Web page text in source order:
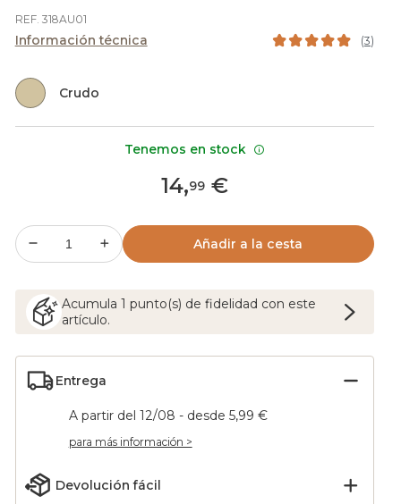
REF. 318AU01
Información técnica (3)
Crudo
14,99€
Añadir a la cesta
Acumula 1 punto(s) de fidelidad con este
artículo.
Entrega
A partir del 12/08 - desde 5,99 €
para más información >
Devolución fácil